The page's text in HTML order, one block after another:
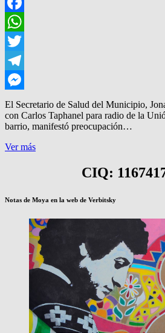
Facebook
WhatsApp
Twitter
Telegram
Messenger
El Secretario de Salud del Municipio,
con Carlos Taphanel para radio de la
barrio, manifestó preocupación…
Ver másSECRETARIO
PREOCUPADO
CIQ:
Notas de Moya en la web de Verbitsky